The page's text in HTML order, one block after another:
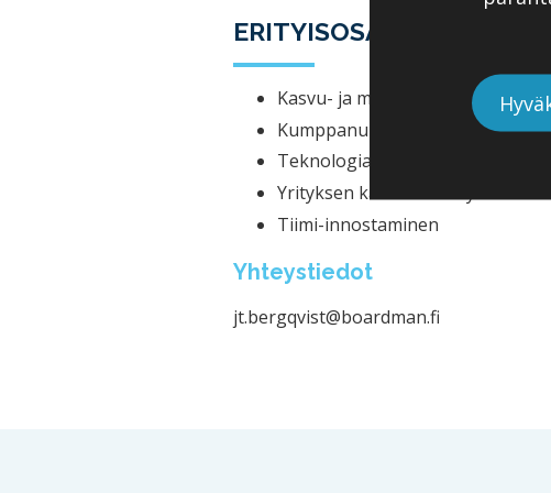
ERITYISOSAAMINEN
Kasvu- ja markkinastrategiat
Kumppanuusstrategiat
Teknologiastrategiat
Yrityksen kansainvälistymisaskelet
Tiimi-innostaminen
Yhteystiedot
jt.bergqvist@boardman.fi